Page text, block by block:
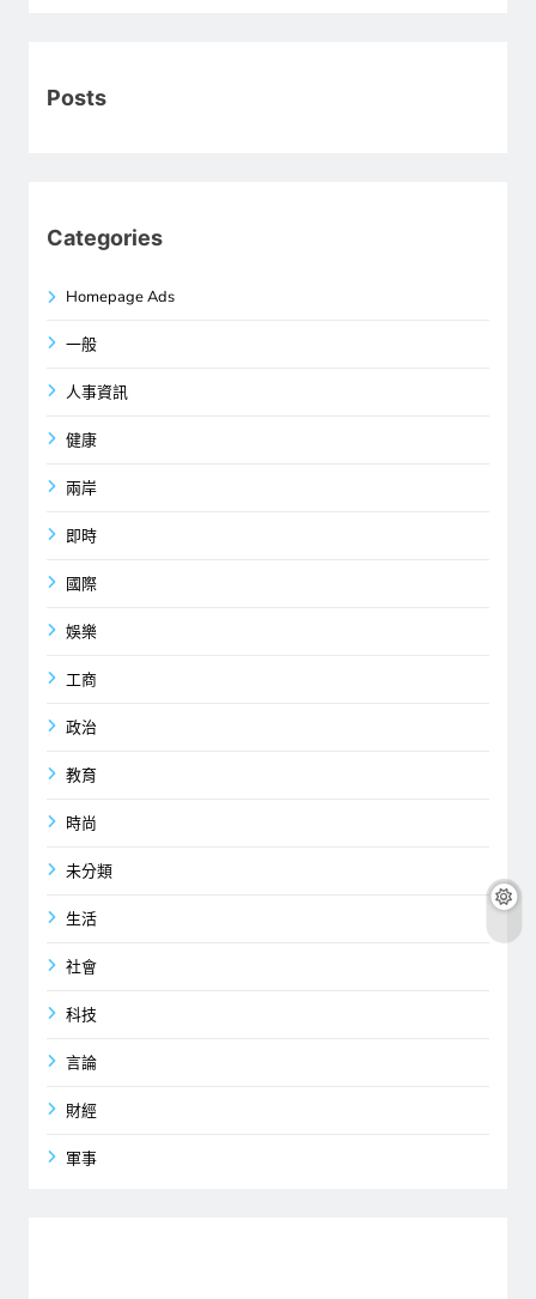
Posts
Categories
Homepage Ads
一般
人事資訊
健康
兩岸
即時
國際
娛樂
工商
政治
教育
時尚
未分類
生活
社會
科技
言論
財經
軍事